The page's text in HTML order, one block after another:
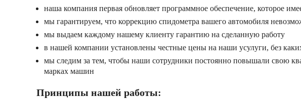
наша компания первая обновляет программное обеспечение, которое
мы гарантируем, что коррекцию спидометра вашего автомобиля
мы выдаем каждому нашему клиенту гарантию на сделанную работу
в нашей компании установлены честные цены на наши усулуги, без
мы следим за тем, чтобы наши сотрудники постоянно повышали свою
марках машин
Принципы нашей работы: